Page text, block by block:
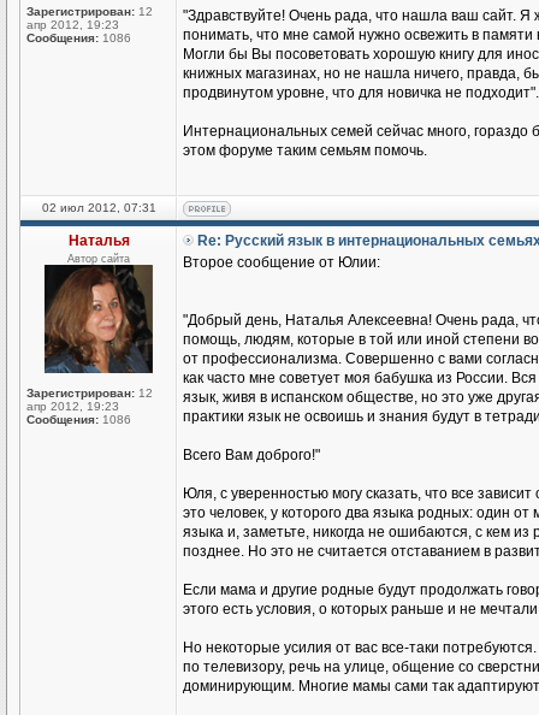
Зарегистрирован: 12
апр 2012, 19:23
Сообщения: 1086
"Здравствуйте! Очень рада, что нашла ваш сайт. Я
понимать, что мне самой нужно освежить в памяти
Могли бы Вы посоветовать хорошую книгу для
книжных магазинах, но не нашла ничего, правда,
продвинутом уровне, что для новичка не подходит".
Интернациональных семей сейчас много,
этом форуме таким семьям помочь.
02 июл 2012, 07:31
Наталья
Автор сайта
Зарегистрирован: 12
апр 2012, 19:23
Сообщения: 1086
Re: Русский язык в интернациональных
Второе сообщение от Юлии:
"Добрый день, Наталья Алексеевна! Очень рада,
помощь, людям, которые в той или иной степени
от профессионализма. Совершенно с вами
как часто мне советует моя бабушка из России.
язык, живя в испанском обществе, но это уже
практики язык не освоишь и знания будут в
Всего Вам доброго!"
Юля, с уверенностью могу сказать, что все
это человек, у которого два языка родных: один
языка и, заметьте, никогда не ошибаются, с кем из
позднее. Но это не считается отставанием в
Если мама и другие родные будут продолжать
этого есть условия, о которых раньше и не
Но некоторые усилия от вас все-таки
по телевизору, речь на улице, общение со
доминирующим. Многие мамы сами так